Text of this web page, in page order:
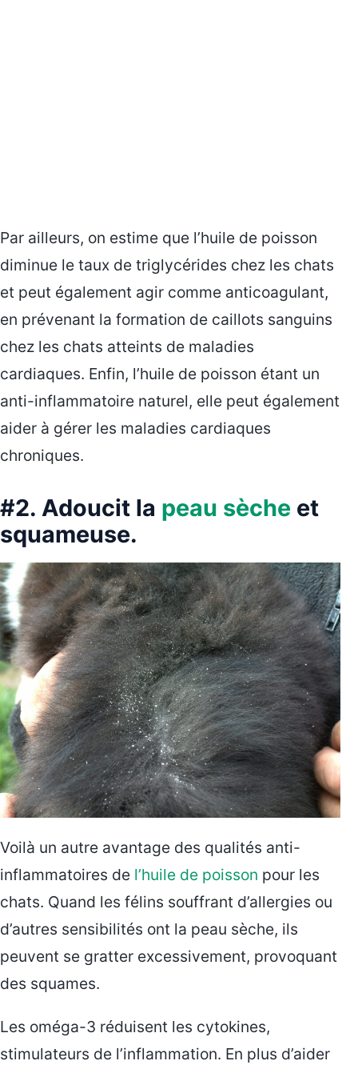
Par ailleurs, on estime que l’huile de poisson
diminue le taux de triglycérides chez les chats
et peut également agir comme anticoagulant,
en prévenant la formation de caillots sanguins
chez les chats atteints de maladies
cardiaques. Enfin, l’huile de poisson étant un
anti-inflammatoire naturel, elle peut également
aider à gérer les maladies cardiaques
chroniques.
#2. Adoucit la peau sèche et
squameuse.
Voilà un autre avantage des qualités anti-
inflammatoires de l’huile de poisson pour les
chats. Quand les félins souffrant d’allergies ou
d’autres sensibilités ont la peau sèche, ils
peuvent se gratter excessivement, provoquant
des squames.
Les oméga-3 réduisent les cytokines,
stimulateurs de l’inflammation. En plus d’aider